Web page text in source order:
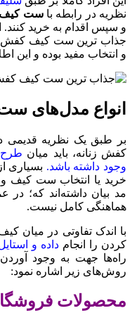
نظریه در رابطه با ست کیف
و سپس اقدام به خرید کنند.
جذاب‌ ترین ست کیف کفش
و انتخاب مفید بوده و این
انواع مدل‌های
بر طبق یک نظریه قدیمی
کفش زنانه، باید میان
وجود داشته باشد.بسیاری
خرید یا انتخاب ست کیف
مد بیان داشته‌اند که؛
هماهنگی کامل نیست.
با اندک تفاوتی در میان
کردن را انجام داده و
راه‌ها جهت به وجود
روش‌های زیر اشاره نمود:
محصولات